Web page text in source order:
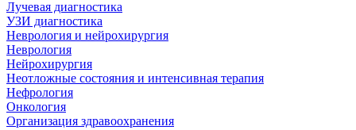
Лучевая диагностика
УЗИ диагностика
Неврология и нейрохирургия
Неврология
Нейрохирургия
Неотложные состояния и интенсивная терапия
Нефрология
Онкология
Организация здравоохранения